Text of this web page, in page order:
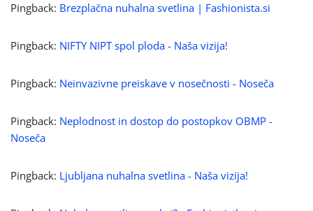
Pingback: Brezplačna nuhalna svetlina | Fashionista.si
Pingback: NIFTY NIPT spol ploda - Naša vizija!
Pingback: Neinvazivne preiskave v nosečnosti - Noseča
Pingback: Neplodnost in dostop do postopkov OBMP -
Noseča
Pingback: Ljubljana nuhalna svetlina - Naša vizija!